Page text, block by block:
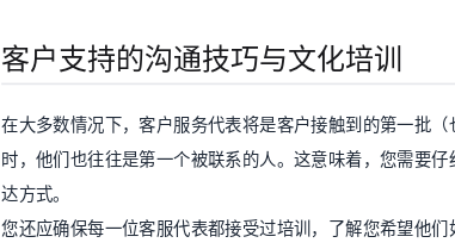
客户支持的沟通技巧与文化培训
在大多数情况下，客户服务代表将是客户接触到的第一批
时，他们也往往是第一个被联系的人。这意味着，您需要
达方式。
您还应确保每一位客服代表都接受过培训，了解您希望他